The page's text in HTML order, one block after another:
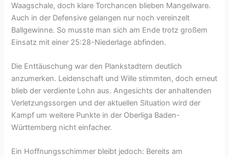
Waagschale, doch klare Torchancen blieben Mangelware.
Auch in der Defensive gelangen nur noch vereinzelt
Ballgewinne. So musste man sich am Ende trotz großem
Einsatz mit einer 25:28-Niederlage abfinden.
Die Enttäuschung war den Plankstadtern deutlich
anzumerken. Leidenschaft und Wille stimmten, doch erneut
blieb der verdiente Lohn aus. Angesichts der anhaltenden
Verletzungssorgen und der aktuellen Situation wird der
Kampf um weitere Punkte in der Oberliga Baden-
Württemberg nicht einfacher.
Ein Hoffnungsschimmer bleibt jedoch: Bereits am